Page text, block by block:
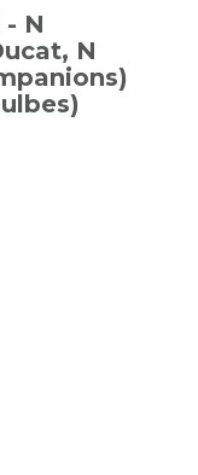
N
N